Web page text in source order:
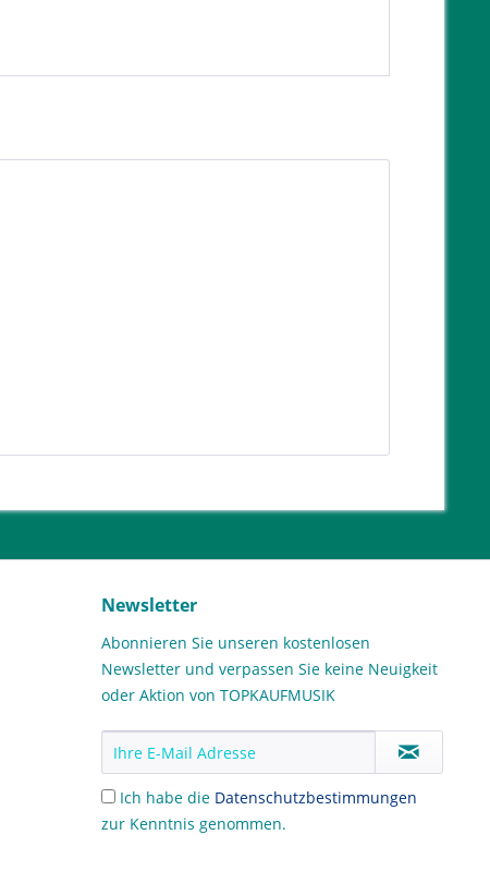
Newsletter
Abonnieren Sie unseren kostenlosen
Newsletter und verpassen Sie keine Neuigkeit
oder Aktion von TOPKAUFMUSIK
Ich habe die Datenschutzbestimmungen
zur Kenntnis genommen.